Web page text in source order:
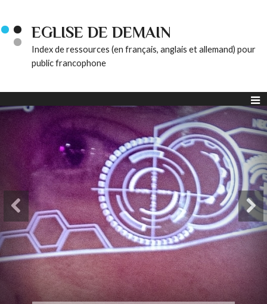
EGLISE DE DEMAIN
Index de ressources (en français, anglais et allemand) pour
public francophone